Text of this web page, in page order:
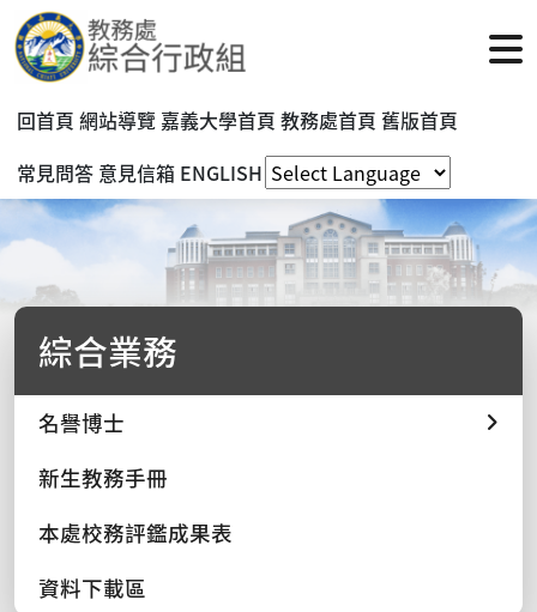
回首頁 網站導覽 嘉義大學首頁 教務處首頁 舊版首頁
常見問答 意見信箱 ENGLISH
綜合業務
名譽博士
新生教務手冊
本處校務評鑑成果表
資料下載區